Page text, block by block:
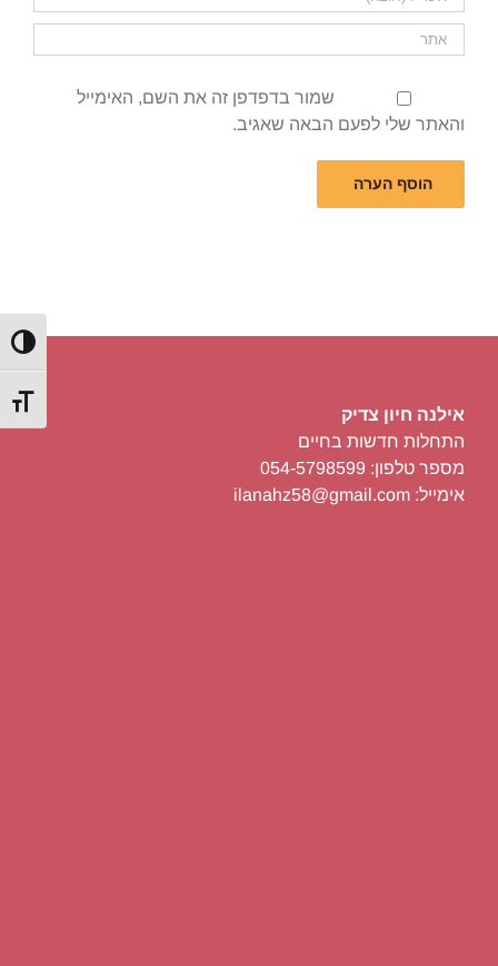
מתג
שמור בדפדפן זה את השם, האימייל
והאתר שלי לפעם הבאה שאגיב.
אילנה חיון צדיק
התחלות חדשות בחיים
מספר טלפון: 054-5798599
אימייל: ilanahz58@gmail.com